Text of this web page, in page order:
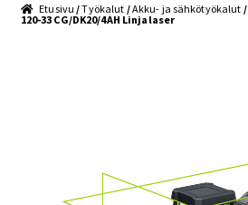
Etusivu /Työkalut /Akku- ja sähkötyökalut /
120-33 CG/DK20/4AH Linjalaser